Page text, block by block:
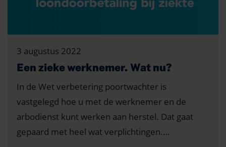
3 augustus 2022
Een zieke werknemer. Wat nu?
In de Wet verbetering poortwachter is
vastgelegd hoe u met de werknemer en de
arbodienst kunt werken aan herstel. Dat gaat
gepaard met heel wat verplichtingen.